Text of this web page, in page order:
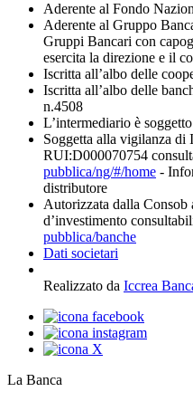
Aderente al Fondo
Aderente al Gruppo
Gruppi Bancari con
esercita la direzione e il
Iscritta all’albo delle
Iscritta all’albo delle
n.4508
L’intermediario è
Soggetta alla vigilanza
RUI:D000070754
pubblica/ng/#/home -
distributore
Autorizzata dalla Consob
d’investimento
pubblica/banche
Dati societari
Realizzato da Iccrea
La Banca